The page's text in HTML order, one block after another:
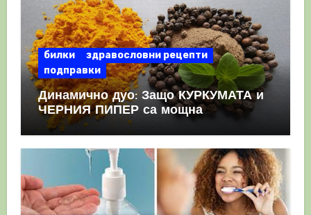
билки
здравословни рецепти
подправки
Динамично дуо: Защо КУРКУМАТА и
ЧЕРНИЯ ПИПЕР са мощна
комбинация